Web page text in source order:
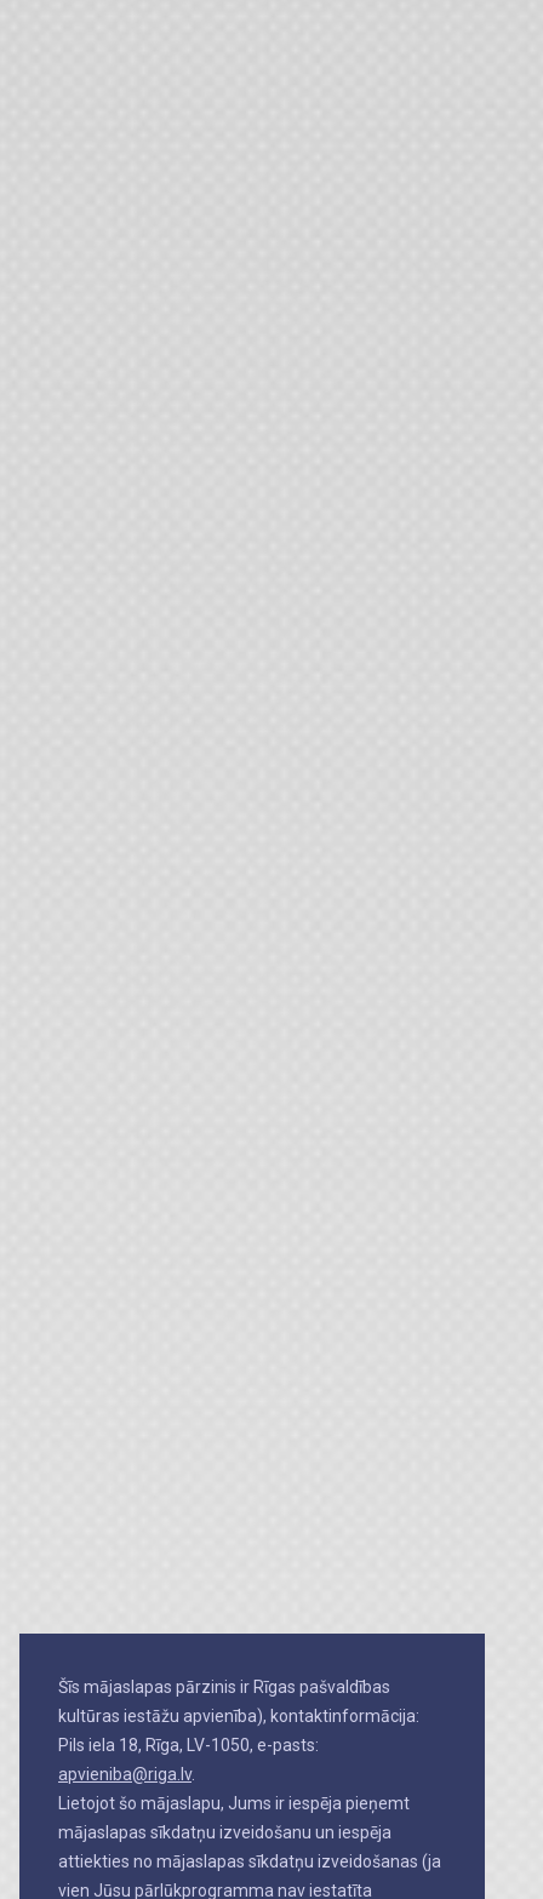
Šīs mājaslapas pārzinis ir Rīgas pašvaldības
kultūras iestāžu apvienība), kontaktinformācija:
Pils iela 18, Rīga, LV-1050, e-pasts:
apvieniba@riga.lv.
Lietojot šo mājaslapu, Jums ir iespēja pieņemt
mājaslapas sīkdatņu izveidošanu un iespēja
attiekties no mājaslapas sīkdatņu izveidošanas (ja
vien Jūsu pārlūkprogramma nav iestatīta